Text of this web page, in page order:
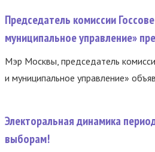
Председатель комиссии
муниципальное управление»
Мэр Москвы, председатель
и муниципальное управление»
Электоральная динамика
выборам!